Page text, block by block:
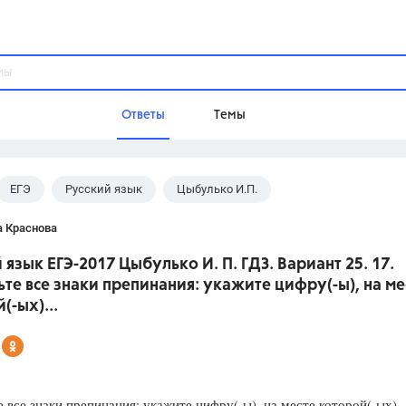
Ответы Темы
Домашнее задание
Школа
ЕГЭ Русский язык Цыбулько И.П.
Краснова
язык ЕГЭ-2017 Цыбулько И. П. ГДЗ. Вариант 25. 17.
все знаки препинания: укажите цифру(-ы), на
ых)...